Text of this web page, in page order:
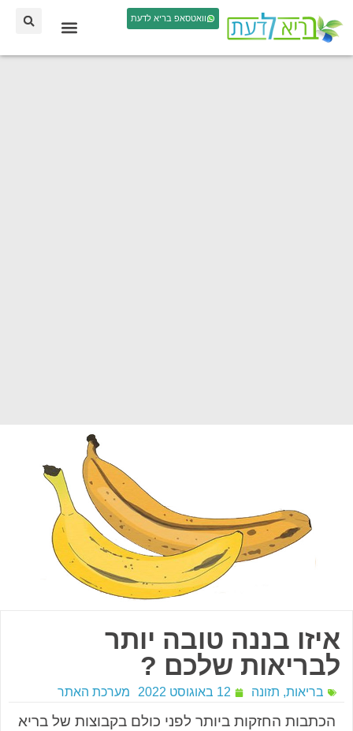
וואטסאפ בריא לדעת
איזו בננה טובה יותר
לבריאות שלכם ?
בריאות, תזונה 12 באוגוסט 2022 מערכת האתר
הכתבות החזקות ביותר לפני כולם בקבוצות של בריא